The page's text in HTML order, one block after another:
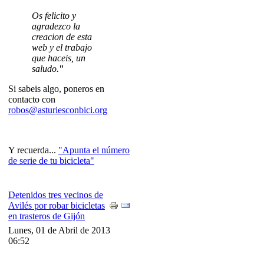
Os felicito y
agradezco la
creacion de esta
web y el trabajo
que haceis, un
saludo."
Si sabeis algo, poneros en
contacto con
robos@asturiesconbici.org
Y recuerda... "Apunta el número
de serie de tu bicicleta"
Detenidos tres vecinos de
Avilés por robar bicicletas
en trasteros de Gijón
Lunes, 01 de Abril de 2013
06:52